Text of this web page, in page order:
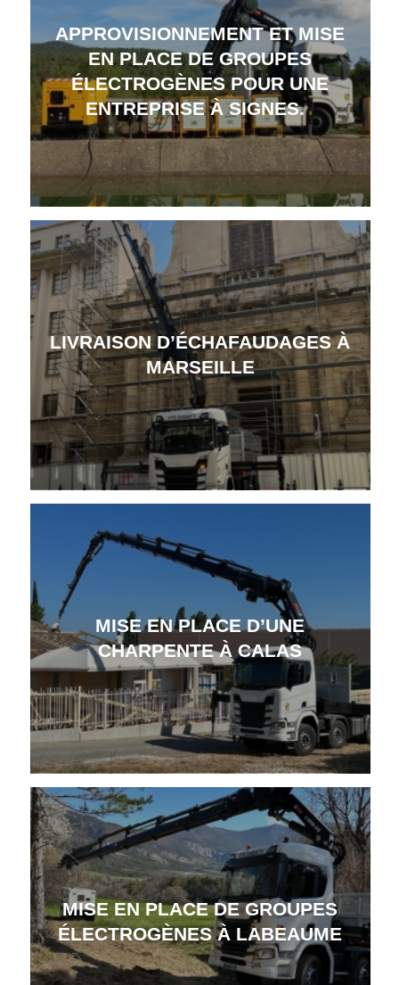
APPROVISIONNEMENT ET MISE
EN PLACE DE GROUPES
ÉLECTROGÈNES POUR UNE
ENTREPRISE À SIGNES.
LIVRAISON D’ÉCHAFAUDAGES À
MARSEILLE
MISE EN PLACE D’UNE
CHARPENTE À CALAS
MISE EN PLACE DE GROUPES
ÉLECTROGÈNES À LABEAUME